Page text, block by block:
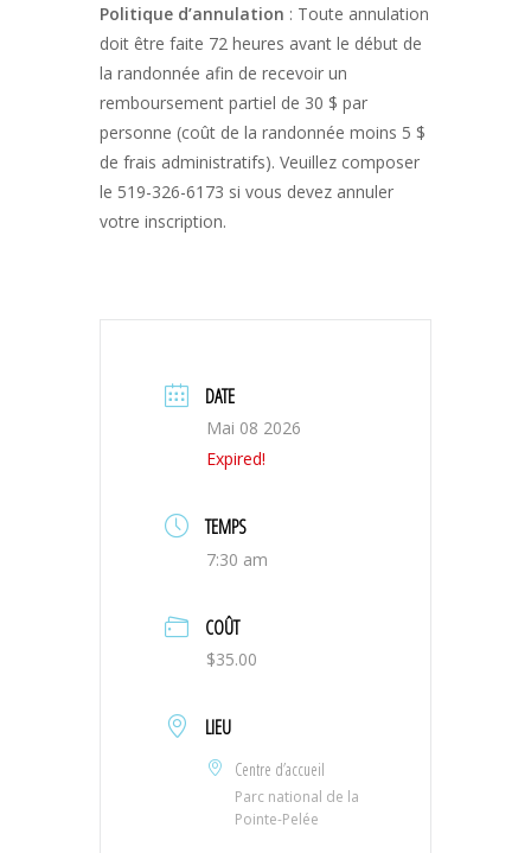
Politique d’annulation : Toute annulation
doit être faite 72 heures avant le début de
la randonnée afin de recevoir un
remboursement partiel de 30 $ par
personne (coût de la randonnée moins 5 $
de frais administratifs). Veuillez composer
le 519-326-6173 si vous devez annuler
votre inscription.
DATE
Mai 08 2026
Expired!
TEMPS
7:30 am
COÛT
$35.00
LIEU
Centre d’accueil
Parc national de la
Pointe-Pelée